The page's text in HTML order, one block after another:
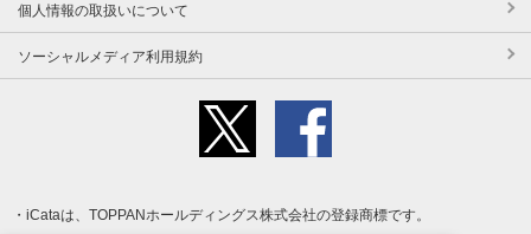
個人情報の取扱いについて
ソーシャルメディア利用規約
iCataは、TOPPANホールディングス株式会社の登録商標です。